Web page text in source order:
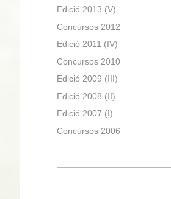
Edició 2013 (V)
Concursos 2012
Edició 2011 (IV)
Concursos 2010
Edició 2009 (III)
Edició 2008 (II)
Edició 2007 (I)
Concursos 2006